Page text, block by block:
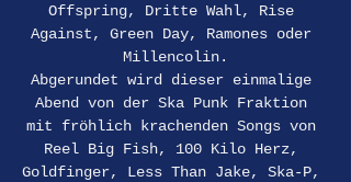
Offspring, Dritte Wahl, Rise
Against, Green Day, Ramones oder
Millencolin.
Abgerundet wird dieser einmalige
Abend von der Ska Punk Fraktion
mit fröhlich krachenden Songs von
Reel Big Fish, 100 Kilo Herz,
Goldfinger, Less Than Jake, Ska-P,